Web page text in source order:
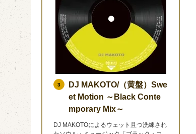
3
DJ MAKOTO/（黄盤）Swe
et Motion ～Black Conte
mporary Mix～
DJ MAKOTOによるウェット且つ洗練され